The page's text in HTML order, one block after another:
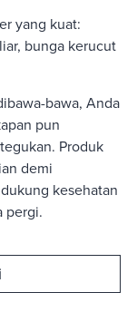
yang kuat:
bunga kerucut
bawa, Anda
pun
Produk
demi
kesehatan
pergi.